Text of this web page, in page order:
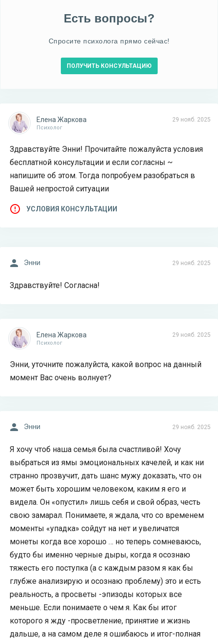
Есть вопросы?
Спросите психолога прямо сейчас!
ПОЛУЧИТЬ КОНСУЛЬТАЦИЮ
29 нояб. 2025
Елена Жаркова
Психолог
Здравствуйте Энни! Прочитайте пожалуйста условия
бесплатной консультации и если согласны ~
напишите об этом. Тогда попробуем разобраться в
Вашей непростой ситуации
УСЛОВИЯ КОНСУЛЬТАЦИИ
29 нояб. 2025
Энни
Здравствуйте! Согласна!
29 нояб. 2025
Елена Жаркова
Психолог
Энни, уточните пожалуйста, какой вопрос на данный
момент Вас очень волнует?
29 нояб. 2025
Энни
Я хочу чтоб наша семья была счастливой! Хочу
выбраться из ямы эмоциональных качелей, и как ни
странно прозвучит, дать шанс мужу доказать, что он
может быть хорошим человеком, каким я его и
видела. Он «опустил» лишь себя и свой образ, честь
свою замарал. Понимаете, я ждала, что со временем
моменты «упадка» сойдут на нет и увеличатся
монеты когда все хорошо … но теперь сомневаюсь,
будто бы именно черные дыры, когда я осознаю
тяжесть его поступка (а с каждым разом я как бы
глубже анализирую и осознаю проблему) это и есть
реальность, а просветы -эпизоды которых все
меньше. Если понимаете о чем я. Как бы итог
которого я жду -просветление, принятие и жизнь
дальше, а на самом деле я ошибаюсь и итог-полная